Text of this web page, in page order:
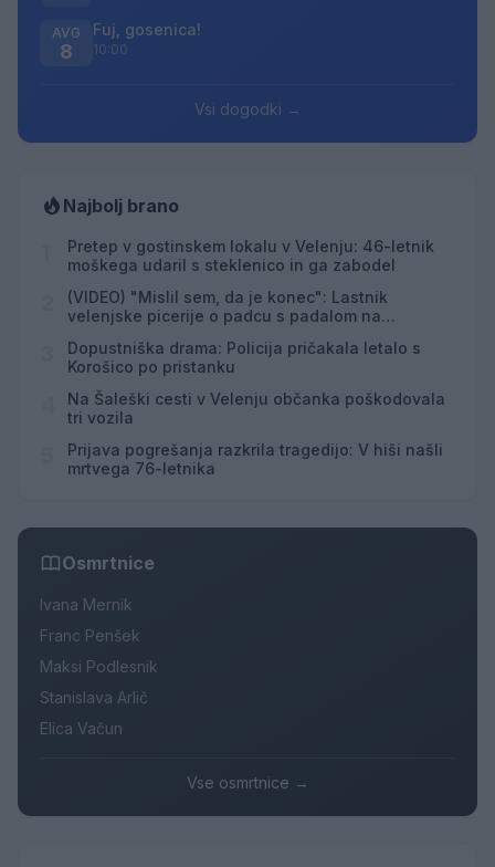
AVG
8
Fuj, gosenica!
10:00
Vsi dogodki →
Najbolj brano
Pretep v gostinskem lokalu v Velenju: 46-letnik
moškega udaril s steklenico in ga zabodel
(VIDEO) "Mislil sem, da je konec": Lastnik
velenjske picerije o padcu s padalom na
Dopustniška drama: Policija pričakala letalo s
Korošico po pristanku
Na Šaleški cesti v Velenju občanka poškodovala
tri vozila
Prijava pogrešanja razkrila tragedijo: V hiši našli
mrtvega 76-letnika
Osmrtnice
Ivana Mernik
Franc Penšek
Maksi Podlesnik
Stanislava Arlič
Elica Vačun
Vse osmrtnice →